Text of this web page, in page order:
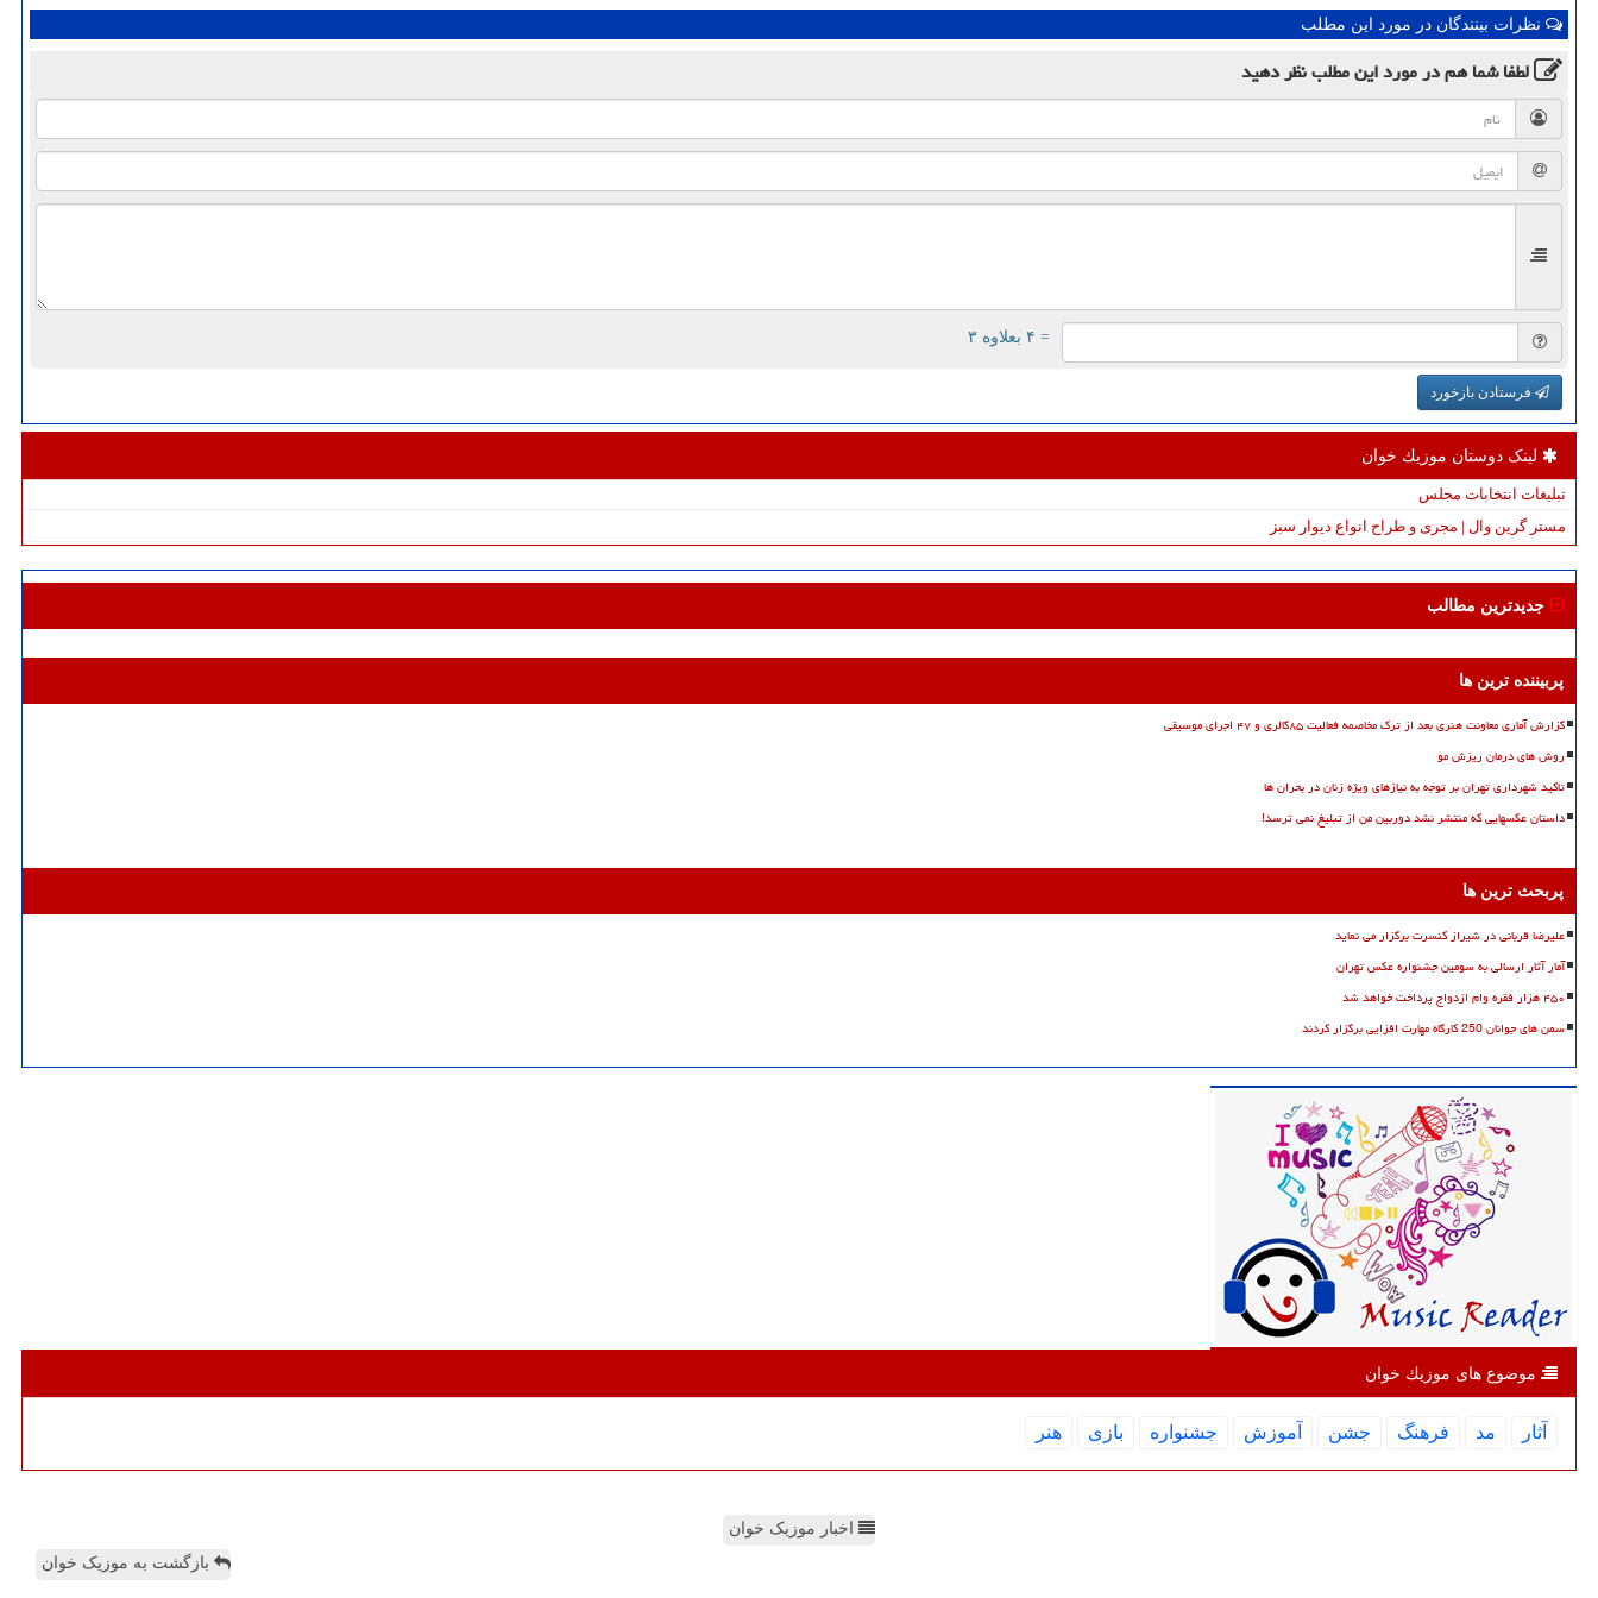
نظرات بینندگان در مورد این مطلب
لطفا شما همدر مورد این مطلبنظر دهید
= ۴ بعلاوه ۳
فرستادن بازخورد
لینک دوستان موزیك خوان
تبلیغات انتخابات مجلس
مستر گرین وال | مجری و طراح انواع دیوار سبز
جدیدترین مطالب
پربیننده ترین ها
گزارش آماری معاونت هنری بعد از ترک مخاصمه فعالیت ۸۵گالری و ۴۷ اجرای موسیقی
روش های درمان ریزش مو
تاکید شهرداری تهران بر توجه به نیازهای ویژه زنان در بحران ها
داستان عکسهایی که منتشر نشد دوربین من از تبلیغ نمی ترسد!
پربحث ترین ها
علیرضا قربانی در شیراز کنسرت برگزار می نماید
آمار آثار ارسالی به سومین جشنواره عکس تهران
۴۵۰ هزار فقره وام ازدواج پرداخت خواهد شد
سمن های جوانان 250 کارگاه مهارت افزایی برگزار کردند
موضوع های موزیك خوان
آثار مد فرهنگ جشن آموزش جشنواره بازی هنر
اخبار موزیک خوان
بازگشت به موزیک خوان